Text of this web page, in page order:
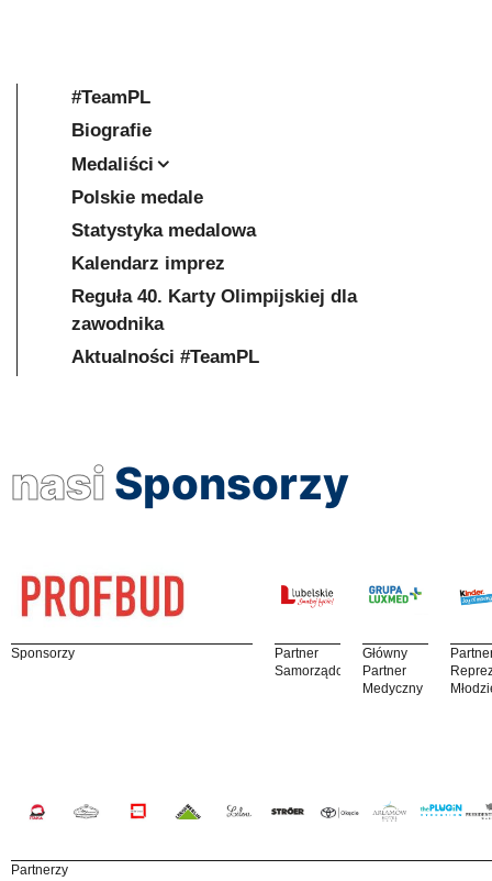
#TeamPL
Biografie
Medaliści
Polskie medale
Statystyka medalowa
Kalendarz imprez
Reguła 40. Karty Olimpijskiej dla
zawodnika
Aktualności #TeamPL
nasi Sponsorzy
Sponsorzy
Partner
Samorządowy
Główny
Partner
Medyczny
Partnerzy